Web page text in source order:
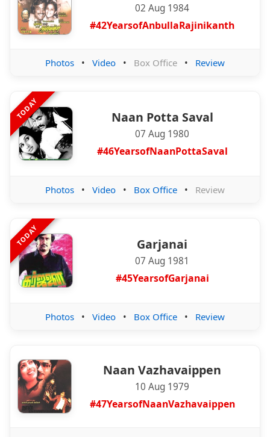
02 Aug 1984
#42YearsofAnbullaRajinikanth
Photos • Video • Box Office • Review
TODAY Naan Potta Saval
07 Aug 1980
#46YearsofNaanPottaSaval
Photos • Video • Box Office • Review
TODAY Garjanai
07 Aug 1981
#45YearsofGarjanai
Photos • Video • Box Office • Review
Naan Vazhavaippen
10 Aug 1979
#47YearsofNaanVazhavaippen